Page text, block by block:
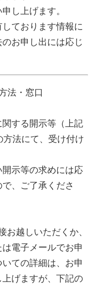
4
であること
カード・パ
鑑証明書等の
だきます。
の印鑑証明書
せていただ
交付により回
料として、現
いてクッキー
利便性向上を